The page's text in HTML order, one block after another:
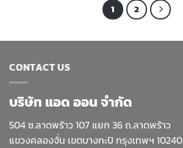
1 2
CONTACT US
บริษัท แอด ออน จำกัด
504 ซ.ลาดพร้าว 107 แยก 36 ถ.ลาดพร้าว
แขวงคลองจั่น เขตบางกะปิ กรุงเทพฯ 10240